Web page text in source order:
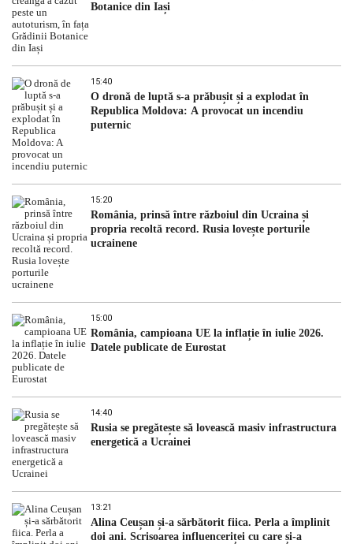
Botanice din Iași
15:40
O dronă de luptă s-a prăbușit și a explodat în
Republica Moldova: A provocat un incendiu
puternic
15:20
România, prinsă între războiul din Ucraina și
propria recoltă record. Rusia lovește porturile
ucrainene
15:00
România, campioana UE la inflație în iulie 2026.
Datele publicate de Eurostat
14:40
Rusia se pregătește să lovească masiv infrastructura
energetică a Ucrainei
13:21
Alina Ceușan și-a sărbătorit fiica. Perla a împlinit
doi ani. Scrisoarea influenceriței cu care și-a